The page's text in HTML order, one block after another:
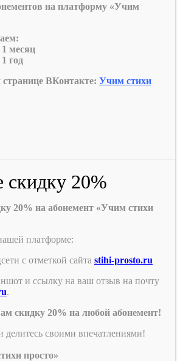
на платформу «Учим
1 месяц
год
ВКонтакте: Учим стихи
скидку 20%
20% на абонемент «Учим стихи
платформе:
с отметкой сайта stihi-prosto.ru
и ссылку на ваш отзыв на почту
.
скидку 20% на любой абонемент!
делитесь своими впечатлениями!
просто»